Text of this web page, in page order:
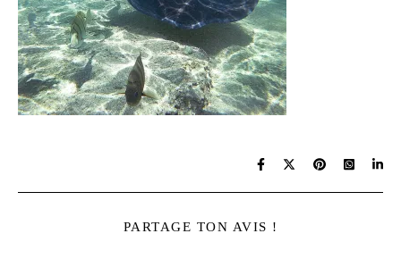
PARTAGE TON AVIS !